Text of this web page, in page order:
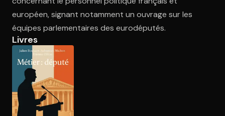
Ouvre l'app Appareil photo, pointe sur le code. C'est gratuit à
européen, signant notamment un ouvrage sur les
équipes parlementaires des eurodéputés.
Livres